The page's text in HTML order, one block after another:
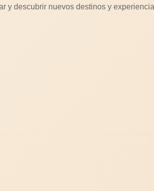
y descubrir nuevos destinos y